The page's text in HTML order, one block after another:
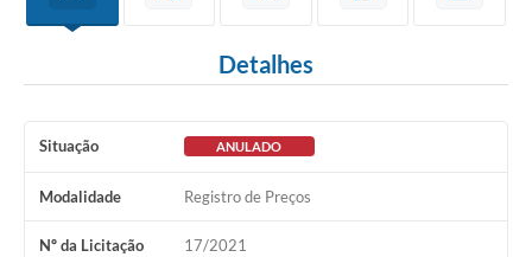
A Nossa Cidade
Portal da Transparência
Fila de espera SUS
Detalhes
Situação ANULADO
Modalidade Registro de Preços
Nº da Licitação 17/2021